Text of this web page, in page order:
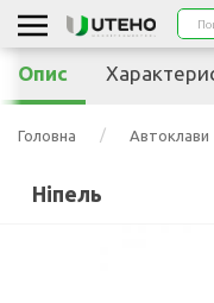
Головна Автоклави
Ніпель
Опис